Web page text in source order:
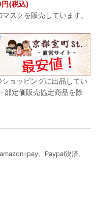
(税込)
スクを販売しています。
ョッピングに出品してい
部定価販売協定商品を除
pay、Paypal決済、